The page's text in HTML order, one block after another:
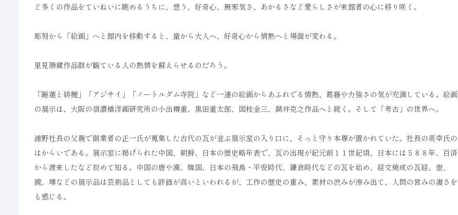
ど多くの作品をていねいに眺めるうちに、想う、好奇心、無邪気さ、あかるさなど愛らしさが来館者の心に移り咲く。
彫刻から「絵画」へと館内を移動すると、童から大人へ、好奇心から情熱へと場面が変わる。
里見勝蔵作品群が観ている人の熱情を蘇えらせるのだろう。
「睡蓮と緋鯉」「アジサイ」「ノートルダム寺院」など一連の絵画からあふれでる情熱、葛藤や力強さの気が充満している。絵画
の展示は、大阪の信濃橋洋画研究所の小出樽重、黒田重太郎、国枝金三、鍋井克之作品へと続く。そして「考古」の世界へ。
浦野社長の父親で創業者の正一氏が蒐集した古代の瓦が並ぶ展示室の入り口に、そっと守り本尊が置かれていた。社長の英幸氏の
はからいである。展示室に掲げられた中国、朝鮮、日本の歴史略年表で、瓦の出現が紀元前１１世紀頃、日本には５８８年、百済
から渡来したなど初めて知る。中国の唐や漢、韓国、日本の飛鳥・平安時代、鎌倉時代などの瓦を始め、経文焼成の瓦経、壺、
鏡、塼などの展示品は芸術品としても評価が高いといわれるが、工作の歴史の重み、素材の渋みが滲み出て、人間の営みの凄さを
も感じる。